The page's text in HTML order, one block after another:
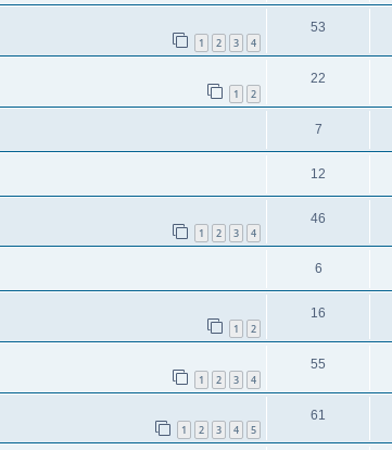
1 2 3 4
53
1 2
22
7
12
1 2 3 4
46
6
1 2
16
1 2 3 4
55
1 2 3 4 5
61